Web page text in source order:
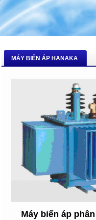
MÁY BIẾN ÁP HANAKA
Máy biến áp